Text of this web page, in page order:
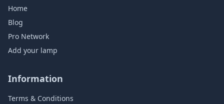
Home
Blog
Pro Network
Add your lamp
Information
Terms & Conditions